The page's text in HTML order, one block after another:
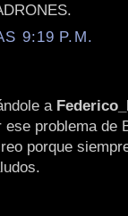
9:19 P.M.
a
problema de
porque